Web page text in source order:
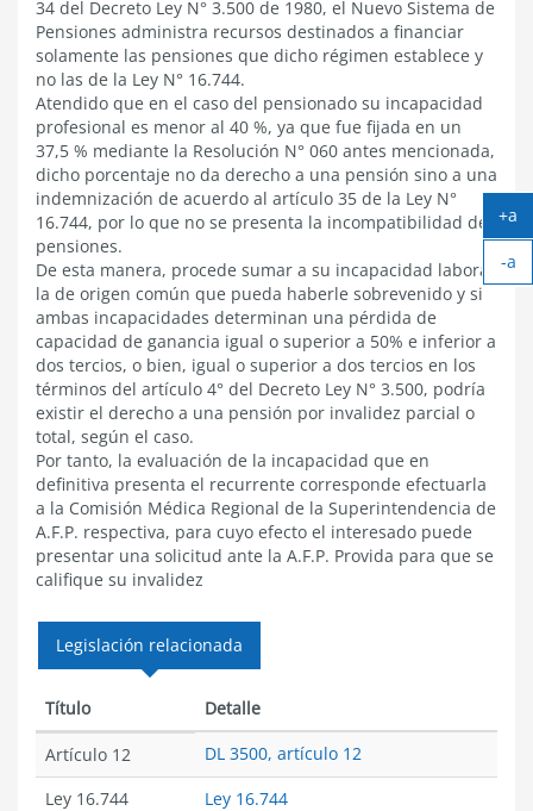
34 del Decreto Ley N° 3.500 de 1980, el Nuevo Sistema de
Pensiones administra recursos destinados a financiar
solamente las pensiones que dicho régimen establece y
no las de la Ley N° 16.744.
Atendido que en el caso del pensionado su incapacidad
profesional es menor al 40 %, ya que fue fijada en un
37,5 % mediante la Resolución N° 060 antes mencionada,
dicho porcentaje no da derecho a una pensión sino a una
indemnización de acuerdo al artículo 35 de la Ley N°
16.744, por lo que no se presenta la incompatibilidad de
pensiones.
De esta manera, procede sumar a su incapacidad laboral
la de origen común que pueda haberle sobrevenido y si
ambas incapacidades determinan una pérdida de
capacidad de ganancia igual o superior a 50% e inferior a
dos tercios, o bien, igual o superior a dos tercios en los
términos del artículo 4° del Decreto Ley N° 3.500, podría
existir el derecho a una pensión por invalidez parcial o
total, según el caso.
Por tanto, la evaluación de la incapacidad que en
definitiva presenta el recurrente corresponde efectuarla
a la Comisión Médica Regional de la Superintendencia de
A.F.P. respectiva, para cuyo efecto el interesado puede
presentar una solicitud ante la A.F.P. Provida para que se
califique su invalidez
Legislación relacionada
Título Detalle
Artículo 12
DL 3500, artículo 12
Ley 16.744
Ley 16.744
+a
-a